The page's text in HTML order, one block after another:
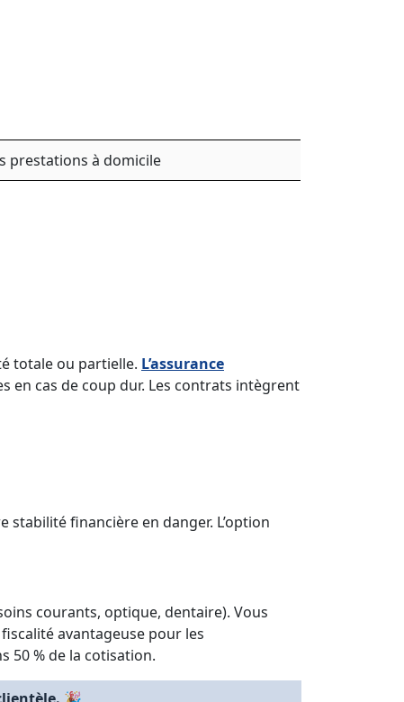
prestations à domicile
totale ou partielle. L’assurance
en cas de coup dur. Les contrats intègrent
stabilité financière en danger. L’option
courants, optique, dentaire). Vous
avantageuse pour les
50 % de la cotisation.